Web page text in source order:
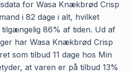
for Wasa Knækbrød Crisp
i 82 dage i alt, hvilket
86% af tiden. Ud af
har Wasa Knækbrød Crisp
som tilbud 11 dage hos Min
at varen er på tilbud 13%